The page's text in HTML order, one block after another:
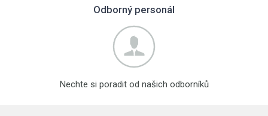
Odborný personál
Nechte si poradit od našich odborníků